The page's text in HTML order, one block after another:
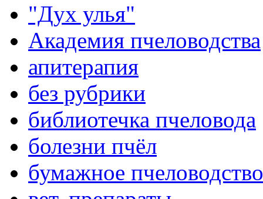
"Дух улья"
Академия пчеловодства
апитерапия
без рубрики
библиотечка пчеловода
болезни пчёл
бумажное пчеловодство